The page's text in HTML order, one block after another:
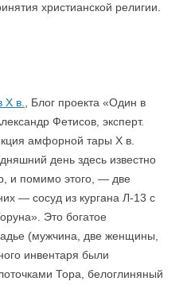
христианской религии.
Х в.
, Блог проекта «Один в
Фетисов, эксперт.
амфорной тары Х в.
день здесь известно
и помимо этого, — две
— сосуд из кургана Л-13 с
Это богатое
(мужчина, две женщины,
инвентаря были
Тора, белоглиняный